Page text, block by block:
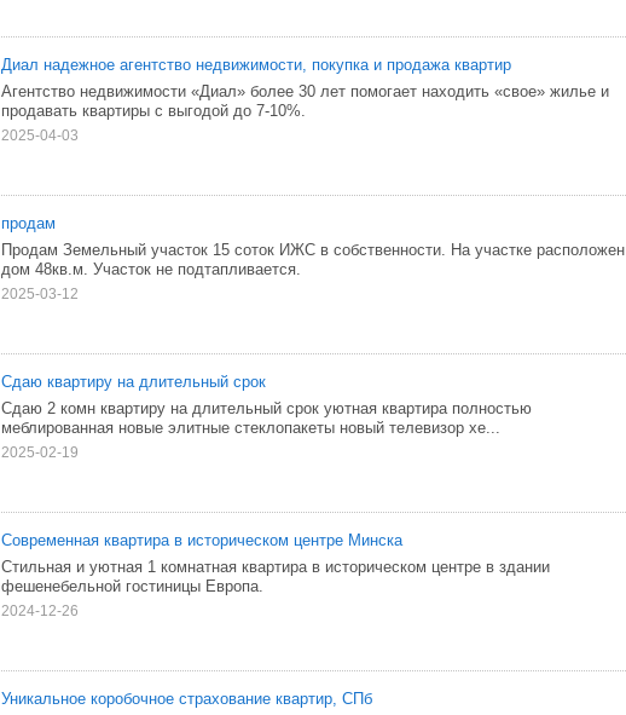
Диал надежное агентство недвижимости, покупка и продажа квартир
Агентство недвижимости «Диал» более 30 лет помогает находить «свое» жилье и
продавать квартиры с выгодой до 7-10%.
2025-04-03
продам
Продам Земельный участок 15 соток ИЖС в собственности. На участке расположен
дом 48кв.м. Участок не подтапливается.
2025-03-12
Сдаю квартиру на длительный срок
Сдаю 2 комн квартиру на длительный срок уютная квартира полностью
меблированная новые элитные стеклопакеты новый телевизор хе...
2025-02-19
Современная квартира в историческом центре Минска
Стильная и уютная 1 комнатная квартира в историческом центре в здании
фешенебельной гостиницы Европа.
2024-12-26
Уникальноe кopoбoчнoe cтpaxoвaние квapтиp, CПб